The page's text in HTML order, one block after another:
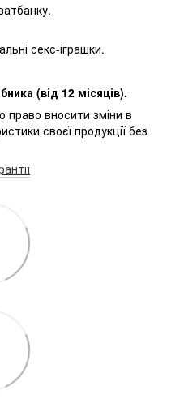
секс-іграшки.
(від 12 місяців).
вносити зміни в
своєї продукції без